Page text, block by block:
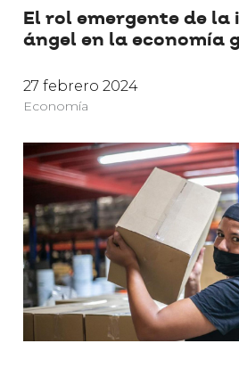
El rol emergente de la
ángel en la economía
27 febrero 2024
Economía